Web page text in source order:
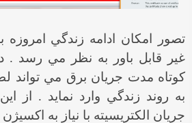
تصور امكان ادامه زندگي
غير قابل باور به نظر مي رسد .
كوتاه مدت جريان برق مي تواند
به روند زندگي وارد نمايد . از
جريان الكتريسيته با نياز به